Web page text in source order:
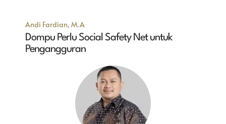
Andi Fardian, M.A
Dompu Perlu Social Safety Net untuk
Pengangguran